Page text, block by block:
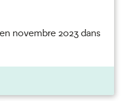
novembre 2023 dans